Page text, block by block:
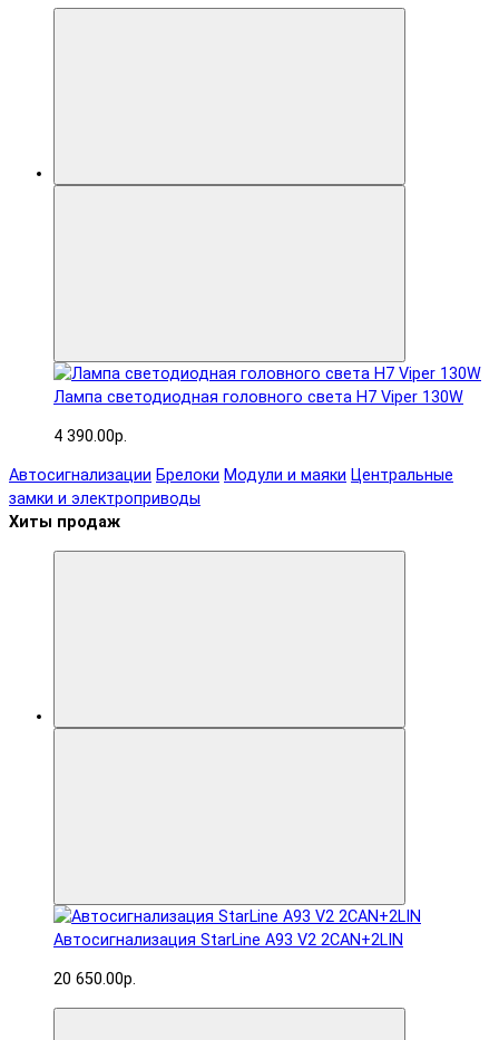
Лампа светодиодная головного света H7 Viper 130W
4 390.00р.
Автосигнализации Брелоки Модули и маяки Центральные
замки и электроприводы
Хиты продаж
Автосигнализация StarLine A93 V2 2CAN+2LIN
20 650.00р.